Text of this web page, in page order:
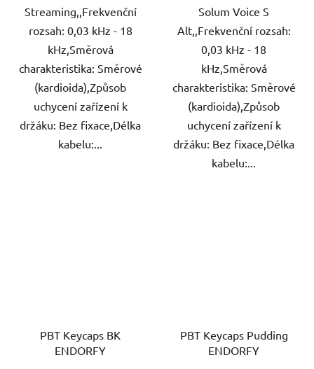
Streaming,,Frekvenční
rozsah: 0,03 kHz - 18
kHz,Směrová
charakteristika: Směrové
(kardioida),Způsob
uchycení zařízení k
držáku: Bez fixace,Délka
kabelu:...
Solum Voice S
Alt,,Frekvenční rozsah:
0,03 kHz - 18
kHz,Směrová
charakteristika: Směrové
(kardioida),Způsob
uchycení zařízení k
držáku: Bez fixace,Délka
kabelu:...
PBT Keycaps BK
ENDORFY
PBT Keycaps Pudding
ENDORFY